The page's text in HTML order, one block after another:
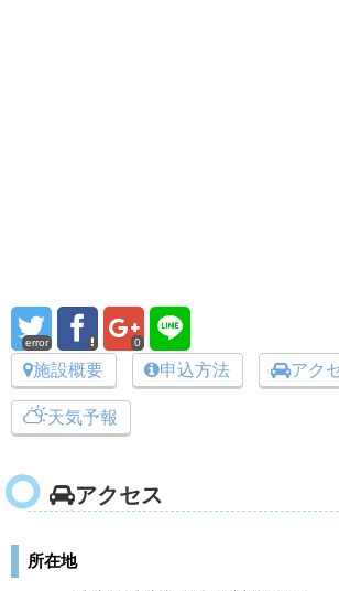
error 0
施設概要 申込方法 アク
天気予報
アクセス
所在地